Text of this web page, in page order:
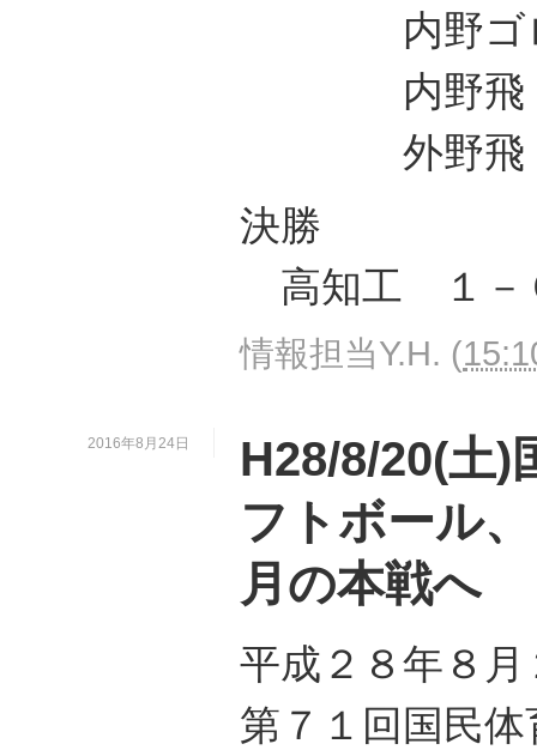
内野ゴ
内野
外野
決勝
高知工 １
情報担当Y.H. (
2016年8月24日
H28/8/20(土)
フトボール
月の本戦へ
平成２８年８
第７１回国民